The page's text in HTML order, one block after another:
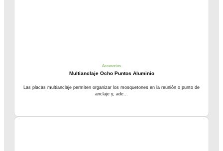
Accesorios
Multianclaje Ocho Puntos Aluminio
Las placas multianclaje permiten organizar los mosquetones en la reunión o punto de
anclaje y, ade...